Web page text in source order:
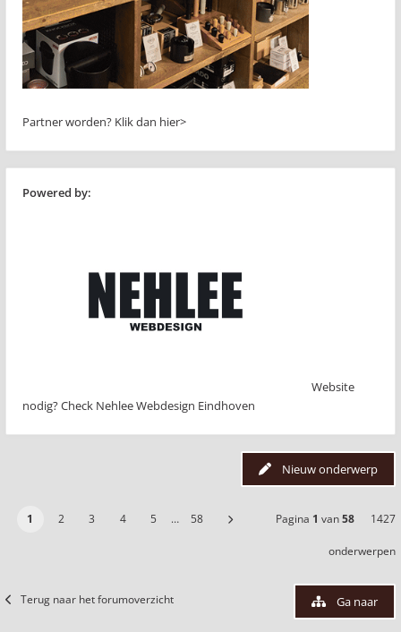
Partner worden? Klik dan hier>
Powered by:
Website
nodig? Check Nehlee Webdesign Eindhoven
Nieuw onderwerp
1 2 3 4 5 … 58 Pagina 1 van58 1427
onderwerpen
Terug naar het forumoverzicht Ga naar